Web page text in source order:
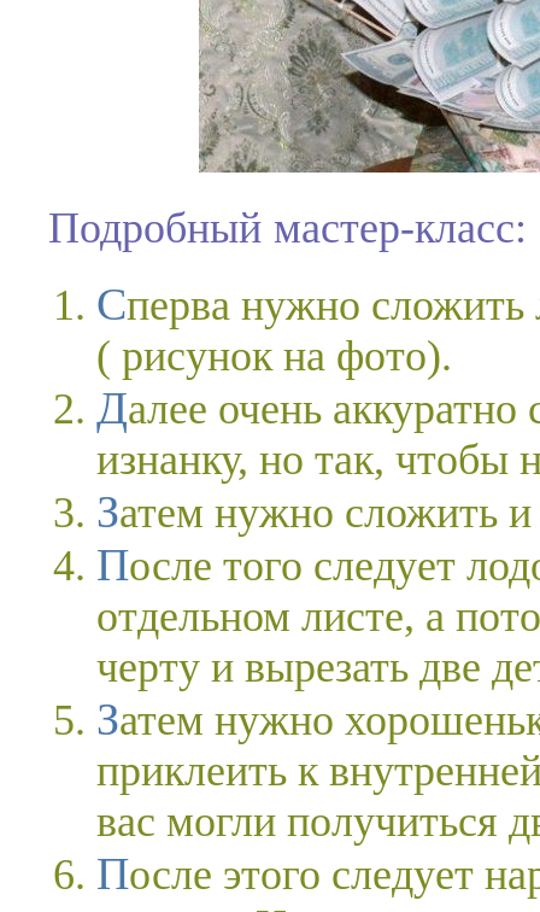
Подробный мастер-класс:
Сперва нужно сложить лодочку из белого листа бумаги
( рисунок на фото).
Далее очень аккуратно следует вывернуть лодочку на
изнанку, но так, чтобы
Затем нужно сложить
После того следует лодочку обвести по контуру на
отдельном листе, а
черту и вырезать две
Затем нужно хорошенько промазать их клеем и
приклеить к
вас могли получиться
После этого следует нарезать денежные листики на